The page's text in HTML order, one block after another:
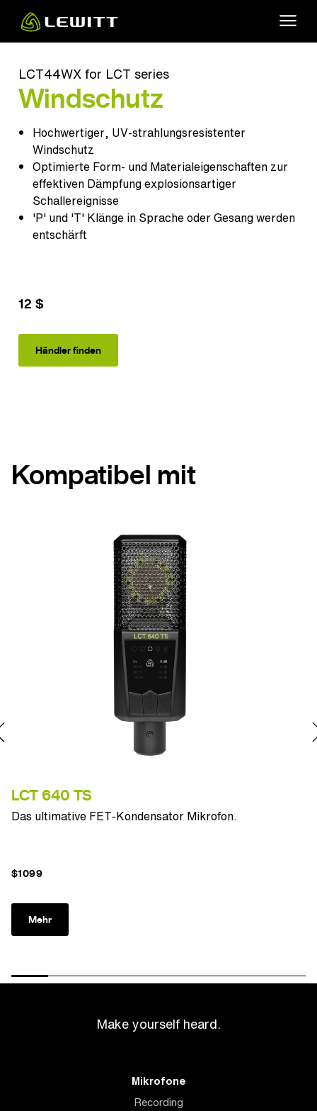
main
LCT44WX for LCT series
Windschutz
Hochwertiger, UV-strahlungsresistenter
Windschutz
Optimierte Form- und Materialeigenschaften zur
effektiven Dämpfung explosionsartiger
Schallereignisse
'P' und 'T' Klänge in Sprache oder Gesang werden
entschärft
12 $
Händler finden
Kompatibel mit
LCT 640 TS
Das ultimative FET-Kondensator Mikrofon.
$1099
Mehr
Make yourself heard.
Mikrofone
Recording